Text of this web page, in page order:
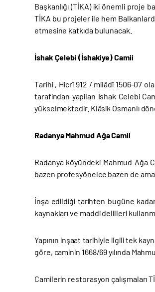
Başkanlığı (TİKA) iki önemli proje
TİKA bu projeler ile hem
etmesine katkıda bulunacak.
İshak Çelebi (İshakiye) Camii
Tarihi , Hicrî 912 / milâdî 1506-07
tarafindan yapilan Ishak Celebi
yükselmektedir. Klâsik Osmanlı
Radanya Mahmud Ağa Camii
Radanya köyündeki Mahmud Ağa
bazen profesyönelce bazen de
İnşa edildiği tarihten bugüne
kaynakları ve maddi delilleri
Yapının inşaat tarihiyle ilgili tek
göre, caminin 1668/69 yılında
Camilerin restorasyon çalışmaları